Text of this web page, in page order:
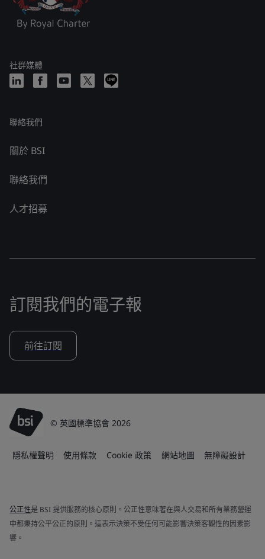
社群媒體
聯絡我們
關於 BSI
聯絡我們
人才招募
訂閱我們的電子報
前往訂閱
© 英國標準協會 2026
隱私權聲明 使用條款 Cookie 政策 網站地圖 無障礙設計
公正性是 BSI 提供服務的核心原則。公正性意味著在與人交易和所有業務營運
中都秉持公平公正的原則。這表示決策不受任何可能影響決策客觀性的因素影
響。